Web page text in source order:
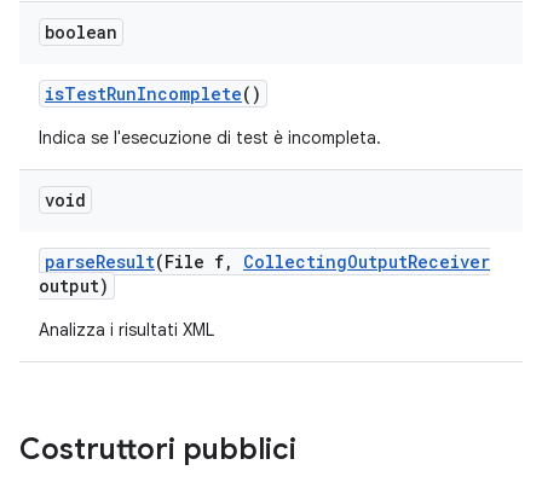
boolean
isTestRunIncomplete()
Indica se l'esecuzione di test è incompleta.
void
parseResult(File f, CollectingOutputReceiver
output)
Analizza i risultati XML
Costruttori pubblici